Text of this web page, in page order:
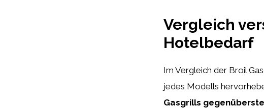
Vergleich
Hotelbedarf
Im Vergleich der Broil
jedes Modells
Gasgrills